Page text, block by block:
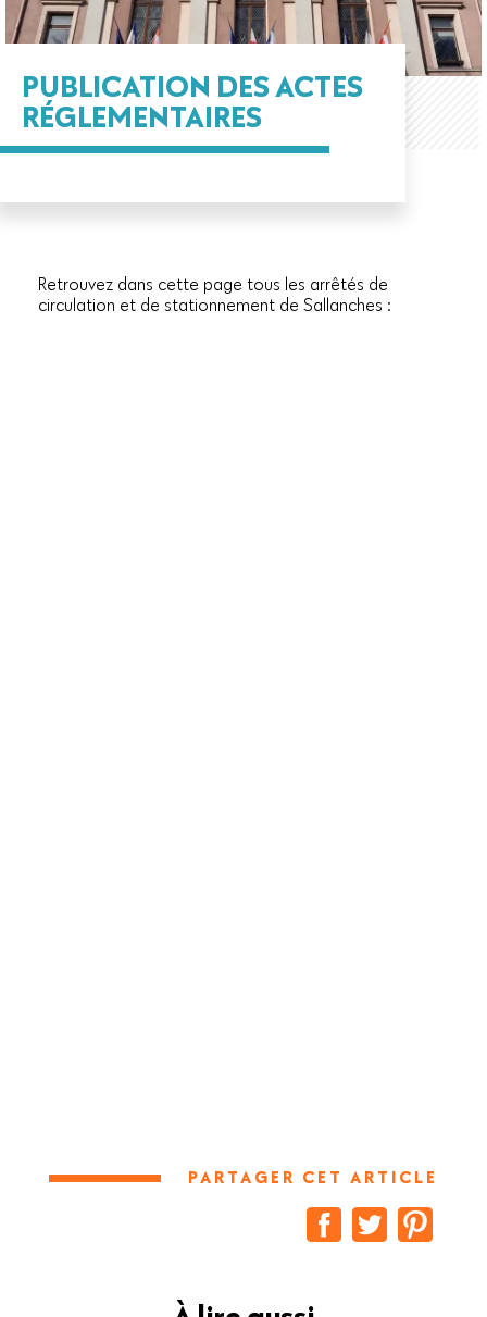
PUBLICATION DES ACTES
RÉGLEMENTAIRES
Retrouvez dans cette page tous les arrêtés de
circulation et de stationnement de Sallanches :
PARTAGER CET ARTICLE